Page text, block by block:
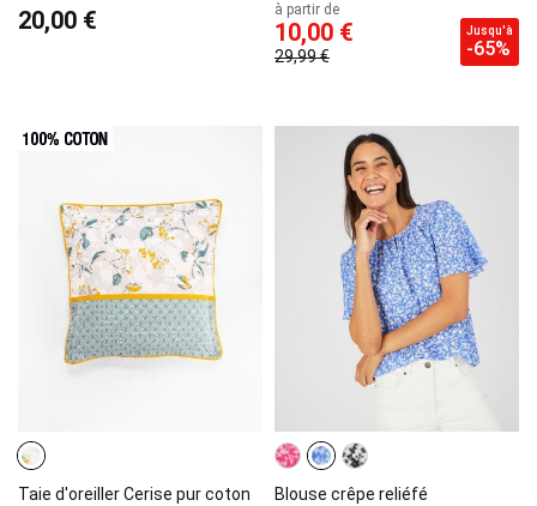
20,00 € à partir de
10,00 €
29,99 €
Jusqu'à
-65%
Taie d'oreiller Cerise pur coton Blouse crêpe reliéfé